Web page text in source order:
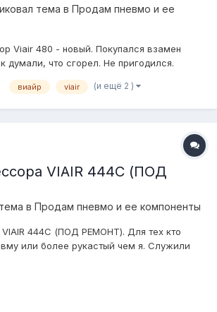
тема в Продам пневмо и ее
Viair 480 - новый. Покупался взамен
думали, что сгорел. Не пригодился.
виайр viair (и ещё 2 )
VIAIR 444C (ПОД
в Продам пневмо и ее компоненты
444C (ПОД РЕМОНТ). Для тех кто
или более рукастый чем я. Служили
вскрытие и смотреть что поменять. Все
на новые, но мне некогда этим